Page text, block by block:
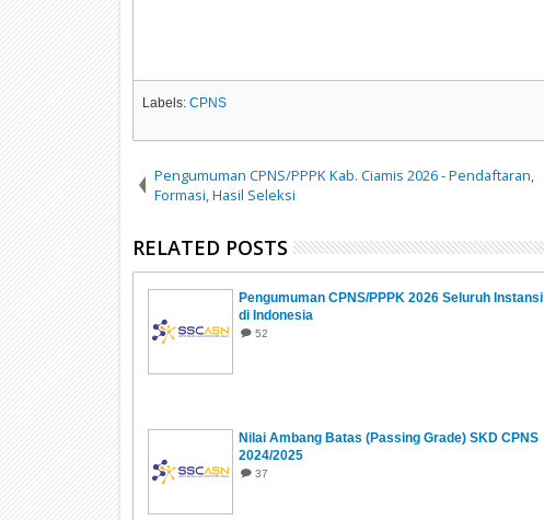
Labels: CPNS
Pengumuman CPNS/PPPK Kab. Ciamis 2026 - Pendaftaran,
Formasi, Hasil Seleksi
RELATED POSTS
Pengumuman CPNS/PPPK 2026 Seluruh Instansi
di Indonesia
52
Nilai Ambang Batas (Passing Grade) SKD CPNS
2024/2025
37